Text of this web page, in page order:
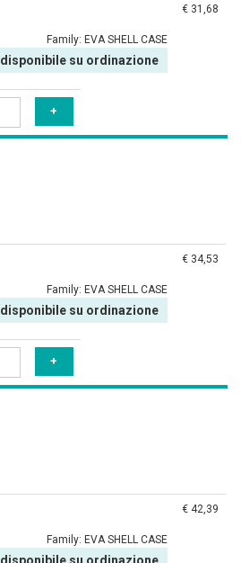
Family: EVA SHELL CASE
disponibile su ordinazione
€ 31,68
Family: EVA SHELL CASE
disponibile su ordinazione
€ 34,53
Family: EVA SHELL CASE
€ 42,39